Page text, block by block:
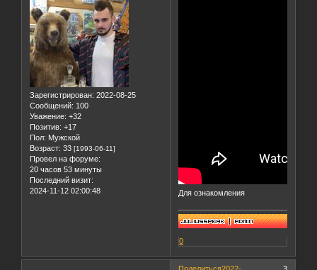
Зарегистрирован: 2022-08-25
Сообщений: 100
Уважение: +32
Позитив: +17
Пол: Мужской
Возраст: 33 [1993-06-11]
Провел на форуме:
20 часов 53 минуты
Последний визит:
2024-11-12 02:00:48
Для ознакомления
0
Поделиться 3
2022-